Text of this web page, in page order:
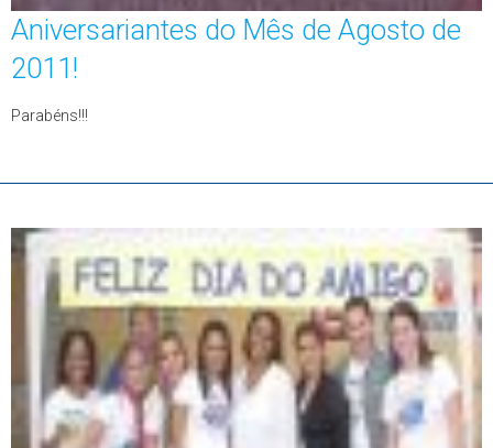
Aniversariantes do Mês de Agosto de
2011!
Parabéns!!!